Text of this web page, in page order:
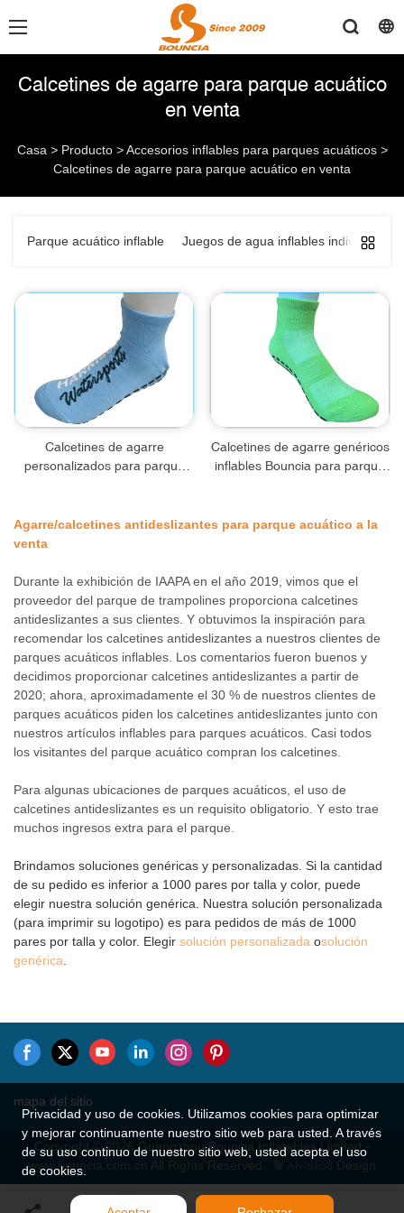
Calcetines de agarre para parque acuático
en venta
Casa > Producto > Accesorios inflables para parques acuáticos >
Calcetines de agarre para parque acuático en venta
Parque acuático inflable Juegos de agua inflables individuales
Agarre/calcetines antideslizantes para parque acuático a la
venta
Durante la exhibición de IAAPA en el año 2019, vimos que el
proveedor del parque de trampolines proporciona calcetines
antideslizantes a sus clientes. Y obtuvimos la inspiración para
recomendar los calcetines antideslizantes a nuestros clientes de
parques acuáticos inflables. Los comentarios fueron buenos y
decidimos proporcionar calcetines antideslizantes a partir de
2020; ahora, aproximadamente el 30 % de nuestros clientes de
parques acuáticos piden los calcetines antideslizantes junto con
nuestros artículos inflables para parques acuáticos. Casi todos
los visitantes del parque acuático compran los calcetines.
Para algunas ubicaciones de parques acuáticos, el uso de
calcetines antideslizantes es un requisito obligatorio. Y esto trae
muchos ingresos extra para el parque.
Brindamos soluciones genéricas y personalizadas. Si la cantidad
de su pedido es inferior a 1000 pares por talla y color, puede
elegir nuestra solución genérica. Nuestra solución personalizada
(para imprimir su logotipo) es para pedidos de más de 1000
pares por talla y color. Elegir solución personalizada osolución
genérica
Calcetines de agarre
personalizados para parque
Calcetines de agarre genéricos
inflables Bouncia para parque
mapa del sitio
Copyright © 2026 Guangzhou Bouncia Inflatables Limited -
www.bouncia.com.cn All Rights Reserved.
Design
Privacidad y uso de cookies. Utilizamos cookies para optimizar
y mejorar continuamente nuestro sitio web para usted. A través
de su uso continuo de nuestro sitio web, usted acepta el uso
de cookies.